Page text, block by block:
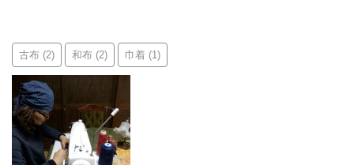
古布 (2) 和布 (2) 巾着 (1)